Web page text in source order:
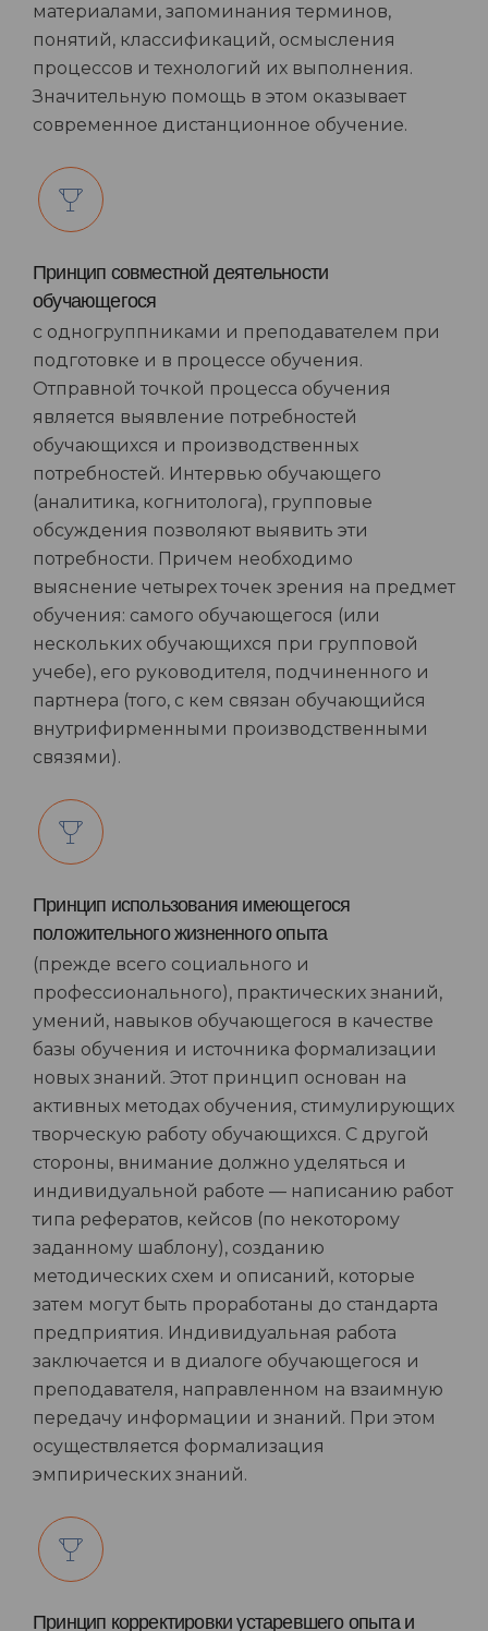
материалами, запоминания терминов,
понятий, классификаций, осмысления
процессов и технологий их выполнения.
Значительную помощь в этом оказывает
современное дистанционное обучение.
Принцип совместной деятельности
обучающегося
с одногруппниками и преподавателем при
подготовке и в процессе обучения.
Отправной точкой процесса обучения
является выявление потребностей
обучающихся и производственных
потребностей. Интервью обучающего
(аналитика, когнитолога), групповые
обсуждения позволяют выявить эти
потребности. Причем необходимо
выяснение четырех точек зрения на предмет
обучения: самого обучающегося (или
нескольких обучающихся при групповой
учебе), его руководителя, подчиненного и
партнера (того, с кем связан обучающийся
внутрифирменными производственными
связями).
Принцип использования имеющегося
положительного жизненного опыта
(прежде всего социального и
профессионального), практических знаний,
умений, навыков обучающегося в качестве
базы обучения и источника формализации
новых знаний. Этот принцип основан на
активных методах обучения, стимулирующих
творческую работу обучающихся. С другой
стороны, внимание должно уделяться и
индивидуальной работе — написанию работ
типа рефератов, кейсов (по некоторому
заданному шаблону), созданию
методических схем и описаний, которые
затем могут быть проработаны до стандарта
предприятия. Индивидуальная работа
заключается и в диалоге обучающегося и
преподавателя, направленном на взаимную
передачу информации и знаний. При этом
осуществляется формализация
эмпирических знаний.
Принцип корректировки устаревшего опыта и